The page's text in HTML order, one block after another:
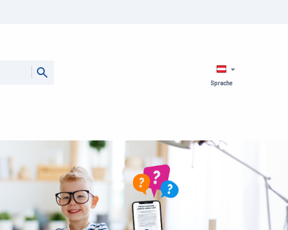
Sprache